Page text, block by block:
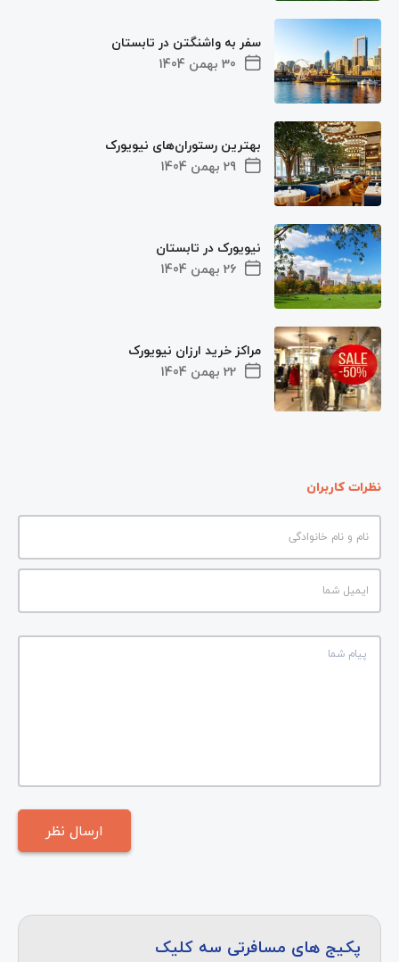
30 بهمن 1404
سفر به واشنگتن در تابستان
29 بهمن 1404
بهترین رستوران‌های نیویورک
26 بهمن 1404
نیویورک در تابستان
22 بهمن 1404
مراکز خرید ارزان نیویورک
نظرات کاربران
پکیج های مسافرتی سه کلیک